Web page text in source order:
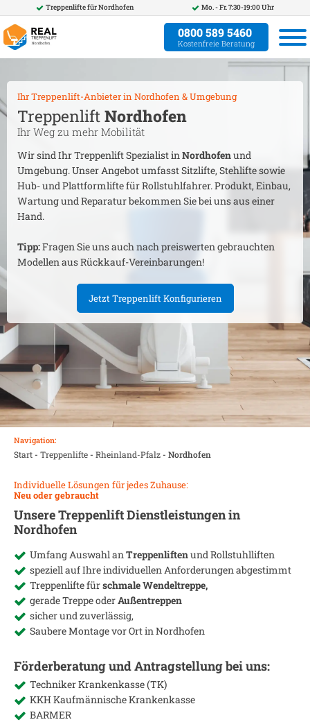
Treppenlifte fürNordhofen Mo. - Fr. 7:30-19:00 Uhr
0800 589 5460
Kostenfreie Beratung
Ihr Treppenlift-Anbieter in Nordhofen & Umgebung
Treppenlift Nordhofen
Ihr Weg zu mehr Mobilität
Wir sind Ihr Treppenlift Spezialist inNordhofenund
Umgebung. Unser Angebot umfasst Sitzlifte, Stehlifte sowie
Hub- und Plattformlifte für Rollstuhlfahrer. Produkt, Einbau,
Wartung und Reparatur bekommen Sie bei uns aus einer
Hand.
Tipp:Fragen Sie uns auch nach preiswerten gebrauchten
Modellen aus Rückkauf-Vereinbarungen!
Jetzt Treppenlift Konfigurieren
Navigation:
Start- Treppenlifte- Rheinland-Pfalz- Nordhofen
Individuelle Lösungen für jedes Zuhause:
Neu oder gebraucht
Unsere Treppenlift Dienstleistungen in
Nordhofen
Umfang Auswahl anTreppenliftenund Rollstuhlliften
speziell auf Ihre individuellen Anforderungen abgestimmt
Treppenlifte fürschmale Wendeltreppe,
gerade Treppe oderAußentreppen
sicher und zuverlässig,
Saubere Montage vor Ort inNordhofen
Förderberatung und Antragstellung bei uns:
Techniker Krankenkasse (TK)
KKH Kaufmännische Krankenkasse
BARMER